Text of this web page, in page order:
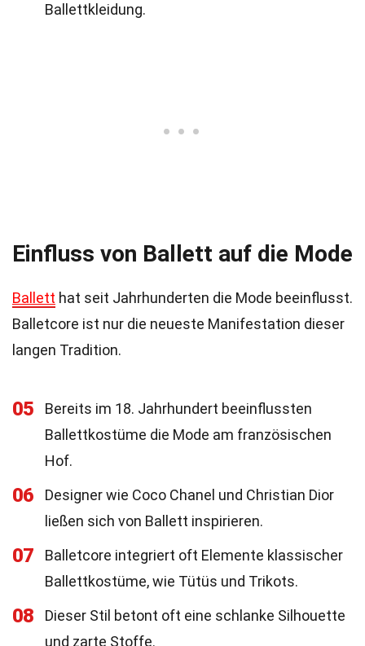
Ballettkleidung.
Einfluss von Ballett auf die Mode
Ballett hat seit Jahrhunderten die Mode beeinflusst.
Balletcore ist nur die neueste Manifestation dieser
langen Tradition.
05
Bereits im 18. Jahrhundert beeinflussten
Ballettkostüme die Mode am französischen
Hof.
06
Designer wie Coco Chanel und Christian Dior
ließen sich von Ballett inspirieren.
07
Balletcore integriert oft Elemente klassischer
Ballettkostüme, wie Tütüs und Trikots.
08
Dieser Stil betont oft eine schlanke Silhouette
und zarte Stoffe.